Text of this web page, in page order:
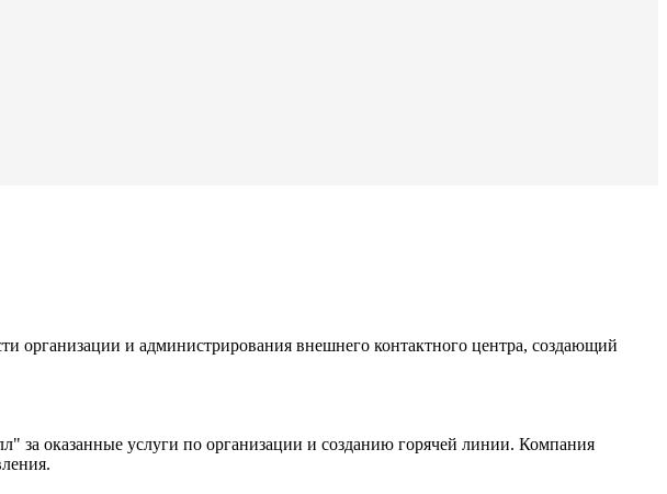
организации и администрирования внешнего контактного центра, создающий
за оказанные услуги по организации и созданию горячей линии. Компания